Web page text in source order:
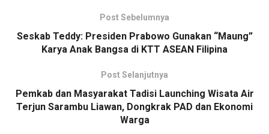
Post Sebelumnya
Seskab Teddy: Presiden Prabowo Gunakan “Maung”
Karya Anak Bangsa di KTT ASEAN Filipina
Post Selanjutnya
Pemkab dan Masyarakat Tadisi Launching Wisata Air
Terjun Sarambu Liawan, Dongkrak PAD dan Ekonomi
Warga